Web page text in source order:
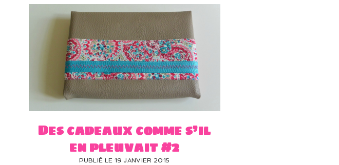
Des cadeaux comme s’il
en pleuvait #2
PUBLIÉ LE 19 JANVIER 2015